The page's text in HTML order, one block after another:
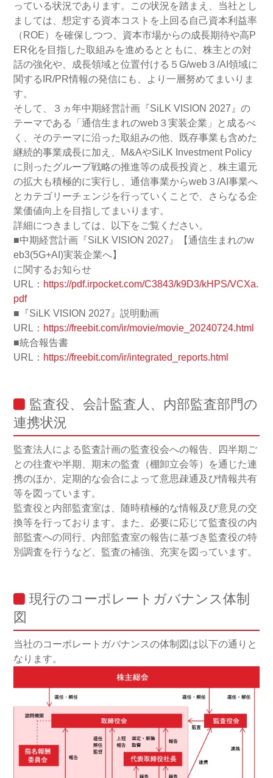
っている状況であります。この状況を踏まえ、当社とし
ましては、想定する資本コストを上回る自己資本利益率
（ROE）を確保しつつ、資本市場からの成長期待や高P
ER化を目指した取組みを進めるとともに、株主との対
話の強化や、成長領域と位置付ける５G/web３/AI領域に
関するIR/PR情報の発信にも、より一層努めてまいりま
す。
そして、３ヵ年中期経営計画『SiLK VISION 2027』の
テーマである「通信生まれのweb３実装企業」と成るべ
く、そのテーマに沿った取組みの他、既存事業も含めた
継続的事業成長に加え、M&AやSiLK Investment Policy
に則ったグループ戦略の推進等の成長投資と、株主還元
の拡大も積極的に実行し、通信事業からweb３/AI事業へ
とカテゴリーチェンジを行っていくことで、さらなる企
業価値向上を目指してまいります。
詳細につきましては、以下をご覧ください。
■中期経営計画『SiLK VISION 2027』【通信生まれのw
eb3(5G+AI)実装企業へ】
に関するお知らせ
URL： https://pdf.irpocket.com/C3843/k9D3/kHPS/VCXa.
pdf
■『SiLK VISION 2027』説明動画
URL： https://freebit.com/ir/movie/movie_20240724.html
■統合報告書
URL： https://freebit.com/ir/integrated_reports.html
監査役、会計監査人、内部監査部門の
連携状況
監査法人による監査計画の監査役会への報告、四半期ご
との往査や半期、期末の監査（棚卸立会等）を通じた連
携のほか、定期的な会合によって意思疎通及び情報共有
等を図っています。
監査役と内部監査室は、随時積極的な情報及び意見の交
換等を行っております。また、必要に応じて監査役の内
部監査への同行、内部監査室の報告に基づき監査役の特
別調査を行うなど、監査の補強、充実を図っています。
現行のコーポレートガバナンス体制
図
当社のコーポレートガバナンスの体制図は以下の通りと
なります。